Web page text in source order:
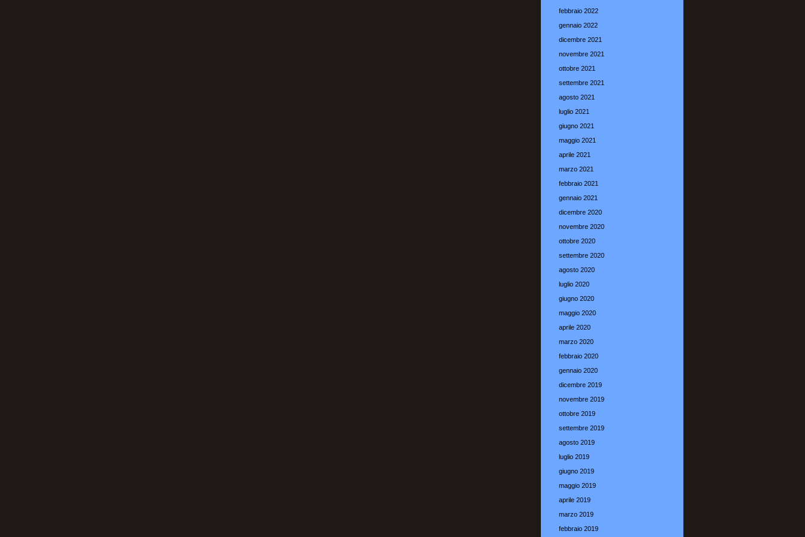
febbraio 2022
gennaio 2022
dicembre 2021
novembre 2021
ottobre 2021
settembre 2021
agosto 2021
luglio 2021
giugno 2021
maggio 2021
aprile 2021
marzo 2021
febbraio 2021
gennaio 2021
dicembre 2020
novembre 2020
ottobre 2020
settembre 2020
agosto 2020
luglio 2020
giugno 2020
maggio 2020
aprile 2020
marzo 2020
febbraio 2020
gennaio 2020
dicembre 2019
novembre 2019
ottobre 2019
settembre 2019
agosto 2019
luglio 2019
giugno 2019
maggio 2019
aprile 2019
marzo 2019
febbraio 2019